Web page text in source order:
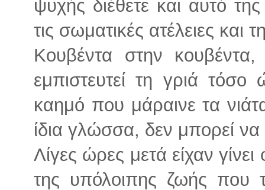
ψυχής διέθετε και αυτό
τις σωματικές ατέλειες και
Κουβέντα στην
εμπιστευτεί τη γριά
καημό που μάραινε τα
ίδια γλώσσα, δεν μπορεί
Λίγες ώρες μετά είχαν
της υπόλοιπης ζωής που